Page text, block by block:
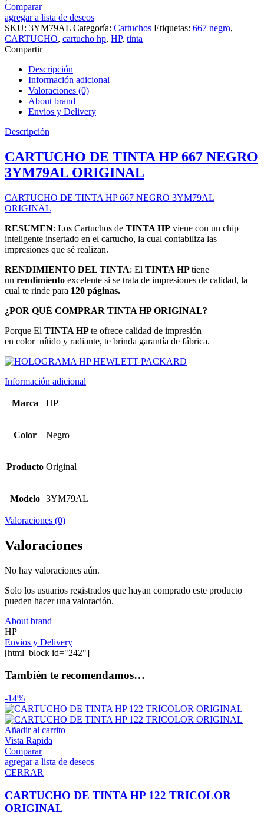
Comparar
agregar a lista de deseos
SKU: 3YM79AL Categoría: Cartuchos Etiquetas: 667 negro,
CARTUCHO, cartucho hp, HP, tinta
Compartir
Descripción
Información adicional
Valoraciones (0)
About brand
Envios y Delivery
Descripción
CARTUCHO DE TINTA HP 667 NEGRO
3YM79AL ORIGINAL
CARTUCHO DE TINTA HP 667 NEGRO 3YM79AL
ORIGINAL
RESUMEN: Los Cartuchos de TINTA HP viene con un chip
inteligente insertado en el cartucho, la cual contabiliza las
impresiones que sé realizan.
RENDIMIENTO DEL TINTA: El TINTA HPtiene
un rendimiento excelente si se trata de impresiones de calidad, la
cual te rinde para 120 páginas.
¿POR QUÉ COMPRAR TINTA HP ORIGINAL?
Porque El TINTA HPte ofrece calidad de impresión
en color nítido y radiante, te brinda garantía de fábrica.
Información adicional
Marca HP
Color Negro
Producto Original
Modelo 3YM79AL
Valoraciones (0)
Valoraciones
No hay valoraciones aún.
Solo los usuarios registrados que hayan comprado este producto
pueden hacer una valoración.
About brand
HP
Envios y Delivery
[html_block id="242"]
También te recomendamos…
-14%
Añadir al carrito
Vista Rapida
Comparar
agregar a lista de deseos
CERRAR
CARTUCHO DE TINTA HP 122 TRICOLOR
ORIGINAL